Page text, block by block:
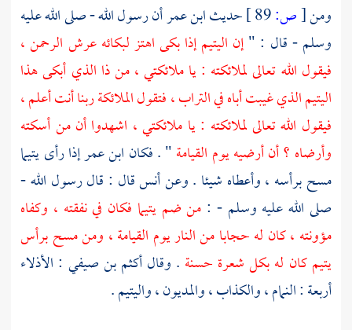
ومن[ص: حديثابن عمرأن رسول الله - صلى الله عليه
وسلم - قال : "إن اليتيم إذا بكى اهتز لبكائه عرش الرحمن ،
فيقول الله تعالى لملائكته : يا ملائكتي ، من ذا الذي أبكى هذا
اليتيم الذي غيبت أباه في التراب ، فتقول الملائكة ربنا أنت أعلم ،
فيقول الله تعالى لملائكته : يا ملائكتي ، اشهدوا أن من أسكته
وأرضاه ؟ أن أرضيه يوم القيامة" . فكان ابن عمرإذا رأى يتيما
مسح برأسه ، وأعطاه شيئا . وعنأنسقال : قال رسول الله -
صلى الله عليه وسلم - : من ضم يتيما فكان في نفقته ، وكفاه
مؤونته ، كان له حجابا من النار يوم القيامة ، ومن مسح برأس
يتيم كان له بكل شعرة حسنة . وقالأكثم بن صيفي : الأذلاء
أربعة : النمام ، والكذاب ، والمديون ، واليتيم .